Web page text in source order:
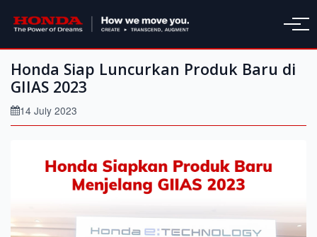
Honda Siap Luncurkan Produk Baru di
GIIAS 2023
14 July 2023